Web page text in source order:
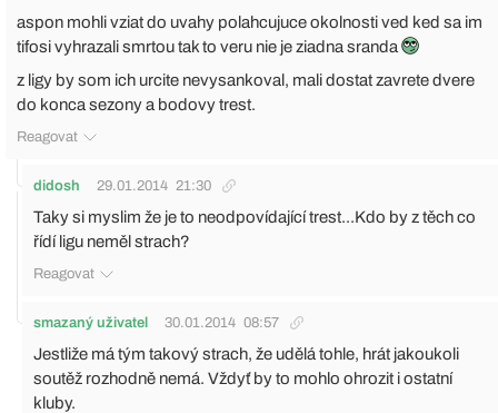
aspon mohli vziat do uvahy polahcujuce okolnosti ved ked sa im
tifosi vyhrazali smrtou tak to veru nie je ziadna sranda
z ligy by som ich urcite nevysankoval, mali dostat zavrete dvere
do konca sezony a bodovy trest.
Reagovat
didosh 29.01.2014 21:30
Taky si myslim že je to neodpovídající trest...Kdo by z těch co
řídí ligu neměl strach?
Reagovat
smazaný uživatel 30.01.2014 08:57
Jestliže má tým takový strach, že udělá tohle, hrát jakoukoli
soutěž rozhodně nemá. Vždyť by to mohlo ohrozit i ostatní
kluby.